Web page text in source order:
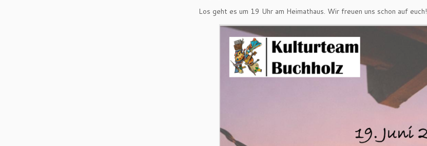
Los geht es um 19 Uhr am Heimathaus. Wir freuen uns schon auf euch!